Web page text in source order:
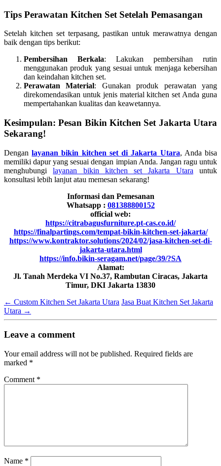
Tips Perawatan Kitchen Set Setelah Pemasangan
Setelah kitchen set terpasang, pastikan untuk merawatnya dengan
baik dengan tips berikut:
Pembersihan Berkala: Lakukan pembersihan rutin
menggunakan produk yang sesuai untuk menjaga kebersihan
dan keindahan kitchen set.
Perawatan Material: Gunakan produk perawatan yang
direkomendasikan untuk jenis material kitchen set Anda guna
mempertahankan kualitas dan keawetannya.
Kesimpulan: Pesan Bikin Kitchen Set Jakarta Utara
Sekarang!
Denganlayanan bikin kitchen set di Jakarta Utara, Anda bisa
memiliki dapur yang sesuai dengan impian Anda. Jangan ragu untuk
menghubungilayanan bikin kitchen set Jakarta Utara untuk
konsultasi lebih lanjut atau memesan sekarang!
Informasi dan Pemesanan
Whatsapp : 081388800152
official web:
https://citrabagusfurniture.pt-cas.co.id/
https://finalpartings.com/tempat-bikin-kitchen-set-jakarta/
https://www.kontraktor.solutions/2024/02/jasa-kitchen-set-di-
jakarta-utara.html
https://info.bikin-seragam.net/page/39/?SA
Alamat:
Jl. Tanah Merdeka VI No.37, Rambutan Ciracas, Jakarta
Timur, DKI Jakarta 13830
← Custom Kitchen Set Jakarta Utara Jasa Buat Kitchen Set Jakarta
Utara →
Leave a comment
Your email address will not be published. Required fields are
marked *
Comment *
Name *